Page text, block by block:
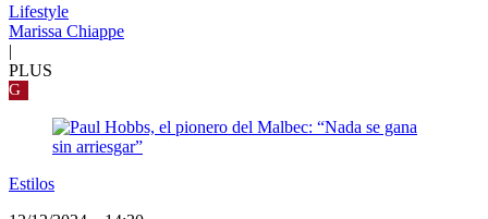
Lifestyle
Marissa Chiappe
|
PLUS
G
Estilos